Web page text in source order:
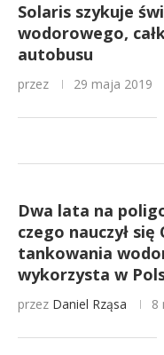
Solaris szykuje
wodorowego,
autobusu
przez 29 maja 2019
Dwa lata na
czego nauczył
tankowania
wykorzysta w
przez Daniel Rząsa 8